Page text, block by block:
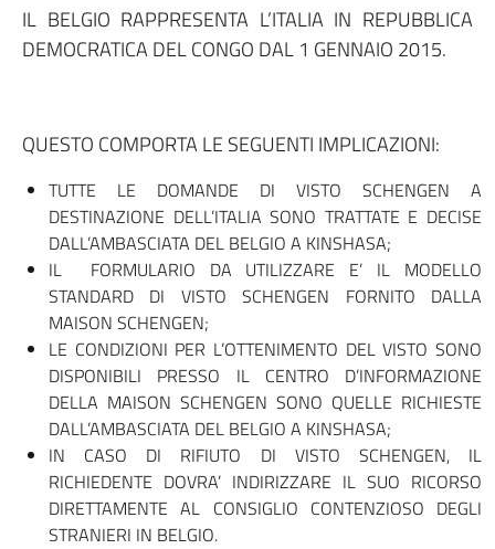
IL BELGIO RAPPRESENTA L’ITALIA IN REPUBBLICA
DEMOCRATICA DEL CONGO DAL 1 GENNAIO 2015.
QUESTO COMPORTA LE SEGUENTI IMPLICAZIONI:
TUTTE LE DOMANDE DI VISTO SCHENGEN A
DESTINAZIONE DELL’ITALIA SONO TRATTATE E DECISE
DALL’AMBASCIATA DEL BELGIO A KINSHASA;
IL FORMULARIO DA UTILIZZARE E’ IL MODELLO
STANDARD DI VISTO SCHENGEN FORNITO DALLA
MAISON SCHENGEN;
LE CONDIZIONI PER L’OTTENIMENTO DEL VISTO SONO
DISPONIBILI PRESSO IL CENTRO D’INFORMAZIONE
DELLA MAISON SCHENGEN SONO QUELLE RICHIESTE
DALL’AMBASCIATA DEL BELGIO A KINSHASA;
IN CASO DI RIFIUTO DI VISTO SCHENGEN, IL
RICHIEDENTE DOVRA’ INDIRIZZARE IL SUO RICORSO
DIRETTAMENTE AL CONSIGLIO CONTENZIOSO DEGLI
STRANIERI IN BELGIO.